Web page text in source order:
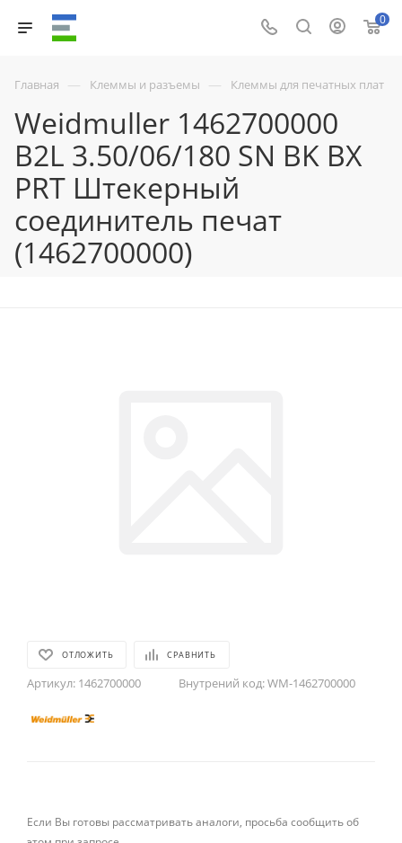
0
Главная — Клеммы и разъемы — Клеммы для печатных плат
Weidmuller 1462700000
B2L 3.50/06/180 SN BK BX
PRT Штекерный
соединитель печат
(1462700000)
ОТЛОЖИТЬ СРАВНИТЬ
Артикул: 1462700000 Внутрений код:WM-1462700000
Если Вы готовы рассматривать аналоги, просьба сообщить об